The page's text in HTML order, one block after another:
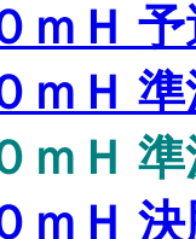
ｍＨ
ｍＨ
ｍＨ
ｍＨ